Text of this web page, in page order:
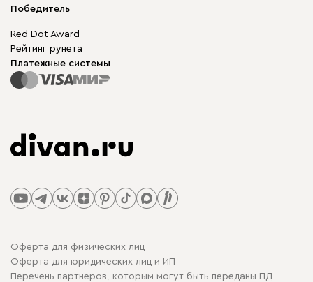
Мы в прессе
Победитель
Red Dot Award
Рейтинг рунета
Платежные системы
Оферта для физических лиц
Оферта для юридических лиц и ИП
Перечень партнеров, которым могут быть переданы ПД